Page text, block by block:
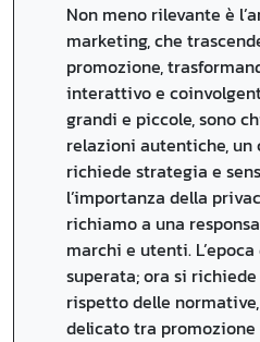
Non meno rilevante è
marketing, che
promozione,
interattivo e
grandi e piccole, sono
relazioni autentiche, un
richiede strategia e
l’importanza della
richiamo a una
marchi e utenti.
superata; ora si
rispetto delle
delicato tra